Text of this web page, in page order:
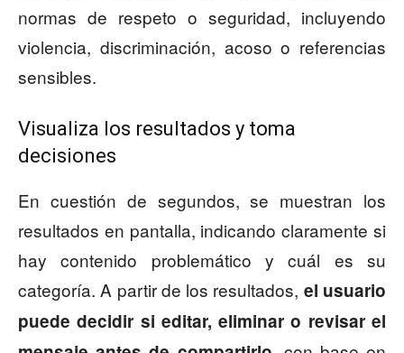
normas de respeto o seguridad, incluyendo
violencia, discriminación, acoso o referencias
sensibles.
Visualiza los resultados y toma
decisiones
En cuestión de segundos, se muestran los
resultados en pantalla, indicando claramente si
hay contenido problemático y cuál es su
categoría. A partir de los resultados, el usuario
puede decidir si editar, eliminar o revisar el